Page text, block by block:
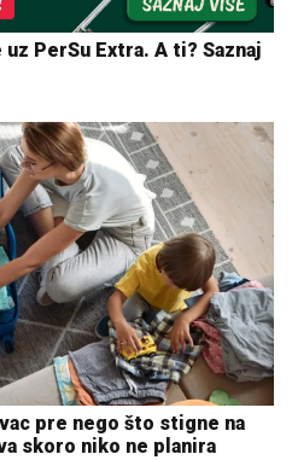
PerSu Extra. A ti? Saznaj
pre nego što stigne na
skoro niko ne planira